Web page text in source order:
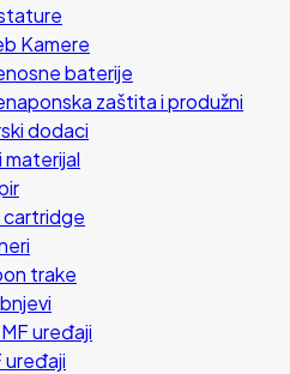
Kamere
baterije
zaštita i produžni
dodaci
cartridge
trake
uređaji
uređaji